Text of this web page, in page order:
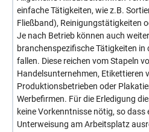
einfache Tätigkeiten, wie z.B.
Fließband), Reinigungstätigkeiten
Je nach Betrieb können auch
branchenspezifische Tätigkeiten in
fallen. Diese reichen vom Stapeln
Handelsunternehmen, Etikettieren
Produktionsbetrieben oder
Werbefirmen. Für die Erledigung
keine Vorkenntnisse nötig, so dass
Unterweisung am Arbeitsplatz